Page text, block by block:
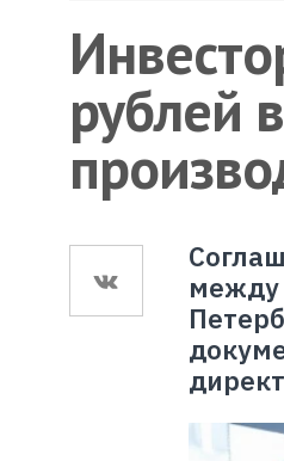
рублей
между